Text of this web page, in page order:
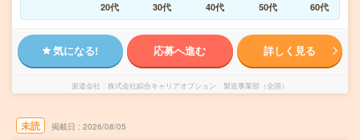
20代
30代 40代 50代 60代
気になる! 応募へ進む 詳しく見る
派遣会社 株式会社綜合キャリアオプション 製造事業部（全国）
未読 掲載日 2026/08/05